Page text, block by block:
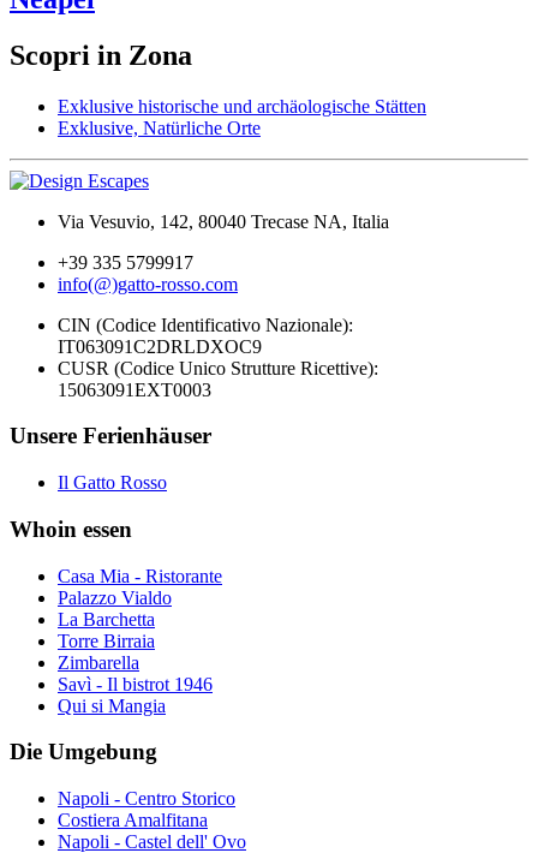
Scopri in Zona
Exklusive historische und archäologische Stätten
Exklusive, Natürliche Orte
Via Vesuvio, 142, 80040 Trecase NA, Italia
+39 335 5799917
info(@)gatto-rosso.com
CIN (Codice Identificativo Nazionale):
IT063091C2DRLDXOC9
CUSR (Codice Unico Strutture Ricettive):
15063091EXT0003
Unsere Ferienhäuser
Il Gatto Rosso
Whoin essen
Casa Mia - Ristorante
Palazzo Vialdo
La Barchetta
Torre Birraia
Zimbarella
Savì - Il bistrot 1946
Qui si Mangia
Die Umgebung
Napoli - Centro Storico
Costiera Amalfitana
Napoli - Castel dell' Ovo